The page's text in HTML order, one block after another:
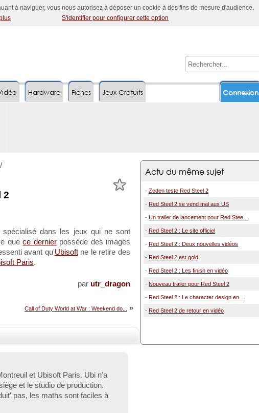
à naviguer, vous nous autorisez à déposer un cookie à des fins de mesure d'audience.
S'identifier pour configurer cette option
Hardware Fiches Connexion
Jeux Gratuits
/
2
dans les jeux qui ne sont
quece dernierpossède des images
avant qu'Ubisoftne le retire des
Paris.
par utr_dragon
Call of Duty World at War : Weekend do... »
et Ubisoft Paris. Ubi n'a
et le studio de production.
pas, les maths sont faciles à
Actu du même sujet
- Zeden teste Red Steel 2
- Red Steel 2 se vend mal aux US
- Un trailer de lancement pour Red Stee...
- Red Steel 2 : Le site officiel
- Red Steel 2 : Deux nouvelles vidéos
- Red Steel 2 est gold
- Red Steel 2 : Les finish en vidéo
- Nouveau trailer pour Red Steel 2
- Red Steel 2 : Le character design en ...
- Red Steel 2 de retour en vidéo